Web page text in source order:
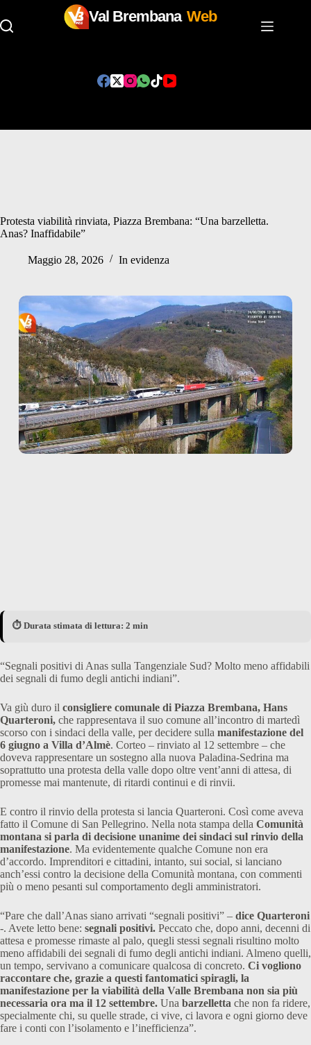
Val Brembana Web
Protesta viabilità rinviata, Piazza Brembana: “Una barzelletta.
Anas? Inaffidabile”
Maggio 28, 2026 In evidenza
⏱️ Durata stimata di lettura: 2 min
“Segnali positivi di Anas sulla Tangenziale Sud? Molto meno affidabili
dei segnali di fumo degli antichi indiani”.
Va giù duro il consigliere comunale di Piazza Brembana, Hans
Quarteroni, che rappresentava il suo comune all’incontro di martedì
scorso con i sindaci della valle, per decidere sulla manifestazione del
6 giugno a Villa d’Almè. Corteo – rinviato al 12 settembre – che
doveva rappresentare un sostegno alla nuova Paladina-Sedrina ma
soprattutto una protesta della valle dopo oltre vent’anni di attesa, di
promesse mai mantenute, di ritardi continui e di rinvii.
E contro il rinvio della protesta si lancia Quarteroni. Così come aveva
fatto il Comune di San Pellegrino. Nella nota stampa della Comunità
montana si parla di decisione unanime dei sindaci sul rinvio della
manifestazione. Ma evidentemente qualche Comune non era
d’accordo. Imprenditori e cittadini, intanto, sui social, si lanciano
anch’essi contro la decisione della Comunità montana, con commenti
più o meno pesanti sul comportamento degli amministratori.
“Pare che dall’Anas siano arrivati “segnali positivi” – dice Quarteroni
-. Avete letto bene: segnali positivi. Peccato che, dopo anni, decenni di
attesa e promesse rimaste al palo, quegli stessi segnali risultino molto
meno affidabili dei segnali di fumo degli antichi indiani. Almeno quelli,
un tempo, servivano a comunicare qualcosa di concreto. Ci vogliono
raccontare che, grazie a questi fantomatici spiragli, la
manifestazione per la viabilità della Valle Brembana non sia più
necessaria ora ma il 12 settembre. Una barzelletta che non fa ridere,
specialmente chi, su quelle strade, ci vive, ci lavora e ogni giorno deve
fare i conti con l’isolamento e l’inefficienza”.